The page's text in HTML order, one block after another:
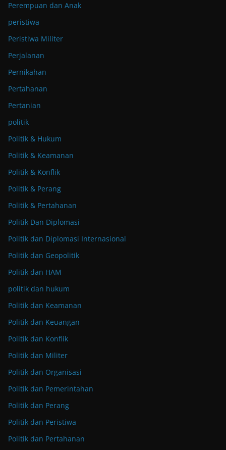
Perempuan dan Anak
peristiwa
Peristiwa Militer
Perjalanan
Pernikahan
Pertahanan
Pertanian
politik
Politik & Hukum
Politik & Keamanan
Politik & Konflik
Politik & Perang
Politik & Pertahanan
Politik Dan Diplomasi
Politik dan Diplomasi Internasional
Politik dan Geopolitik
Politik dan HAM
politik dan hukum
Politik dan Keamanan
Politik dan Keuangan
Politik dan Konflik
Politik dan Militer
Politik dan Organisasi
Politik dan Pemerintahan
Politik dan Perang
Politik dan Peristiwa
Politik dan Pertahanan